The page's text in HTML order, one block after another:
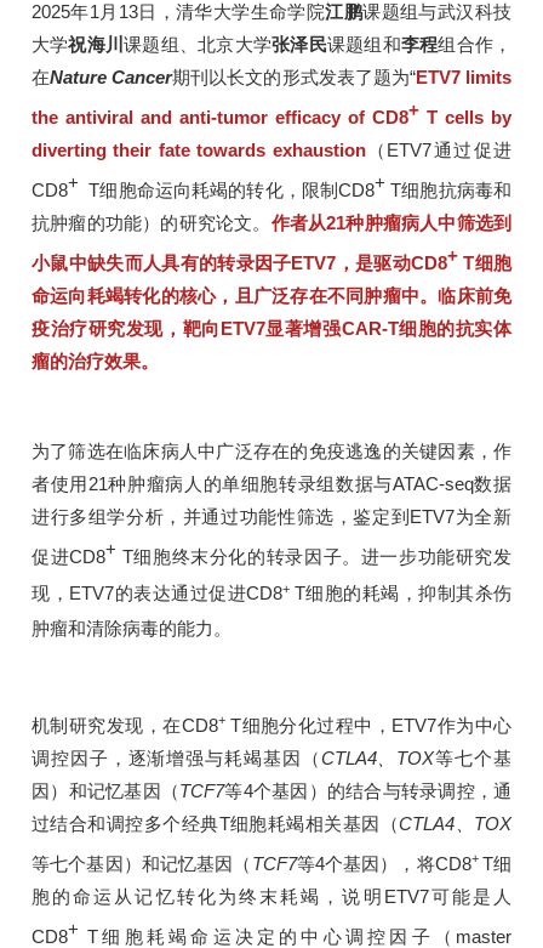
2025年1月13日，清华大学生命学院江鹏课题组与武汉科技
大学祝海川课题组、北京大学张泽民课题组和李程组合作，
在Nature Cancer期刊以长文的形式发表了题为“ETV7 limits
the antiviral and anti-tumor efficacy of CD8+ T cells by
diverting their fate towards exhaustion（ETV7通过促进
CD8+ T细胞命运向耗竭的转化，限制CD8+T细胞抗病毒和
抗肿瘤的功能）的研究论文。 作者从21种肿瘤病人中筛选到
小鼠中缺失而人具有的转录因子ETV7，是驱动CD8+ T细胞
命运向耗竭转化的核心，且广泛存在不同肿瘤中。临床前免
疫治疗研究发现，靶向ETV7显著增强CAR-T细胞的抗实体
瘤的治疗效果。
为了筛选在临床病人中广泛存在的免疫逃逸的关键因素，作
者使用21种肿瘤病人的单细胞转录组数据与ATAC-seq数据
进行多组学分析，并通过功能性筛选，鉴定到ETV7为全新
促进CD8+ T细胞终末分化的转录因子。进一步功能研究发
现，ETV7的表达通过促进CD8+ T细胞的耗竭，抑制其杀伤
肿瘤和清除病毒的能力。
机制研究发现，在CD8+T细胞分化过程中，ETV7作为中心
调控因子，逐渐增强与耗竭基因（CTLA4、TOX等七个基
因）和记忆基因（TCF7等4个基因）的结合与转录调控，通
过结合和调控多个经典T细胞耗竭相关基因（CTLA4、TOX
等七个基因）和记忆基因（ TCF7等4个基因），将CD8+ T细
胞的命运从记忆转化为终末耗竭，说明ETV7可能是人
CD8+ T细胞耗竭命运决定的中心调控因子（master